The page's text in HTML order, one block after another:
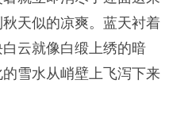
天似的凉爽。蓝天衬着
云就像白缎上绣的暗
雪水从峭壁上飞泻下来